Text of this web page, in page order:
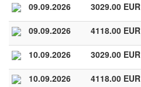
09.09.2026 3029.00 EUR
09.09.2026 4118.00 EUR
10.09.2026 3029.00 EUR
10.09.2026 4118.00 EUR